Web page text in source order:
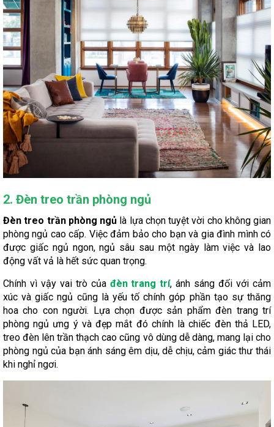
2. Đèn treo trần phòng ngủ
Đèn treo trần phòng ngủ là lựa chọn tuyệt vời cho không gian
phòng ngủ cao cấp. Việc đảm bảo cho bạn và gia đình mình có
được giấc ngủ ngon, ngủ sâu sau một ngày làm việc và lao
động vất vả là hết sức quan trọng.
Chính vì vậy vai trò của đèn trang trí, ánh sáng đối với cảm
xúc và giấc ngủ cũng là yếu tố chính góp phần tạo sự thăng
hoa cho con người. Lựa chọn được sản phẩm đèn trang trí
phòng ngủ ưng ý và đẹp mắt đó chính là chiếc đèn thả LED,
treo đèn lên trần thạch cao cũng vô dùng dễ dàng, mang lại cho
phòng ngủ của bạn ánh sáng êm dịu, dễ chịu, cảm giác thư thái
khi nghỉ ngơi.